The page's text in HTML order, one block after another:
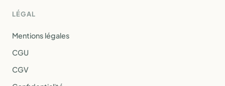
LÉGAL
Mentions légales
CGU
CGV